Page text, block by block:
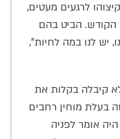
לרגעים מעטים,
הקודש. הביט בהם
יש לנו במה לחיות",
קיבלה בקלות את
בעלת מוחין רחבים
אומר לפניה